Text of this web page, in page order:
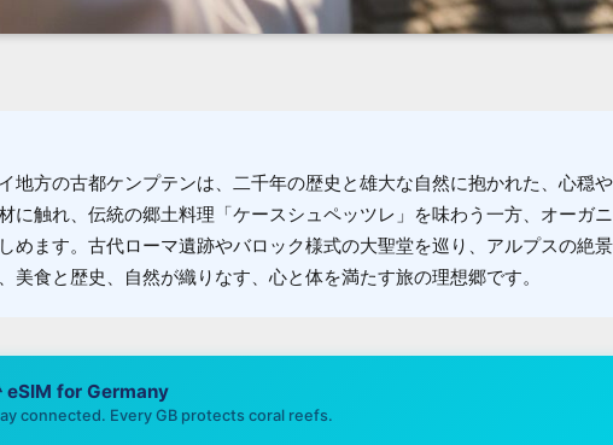
地方の古都ケンプテンは、二千年の歴史と雄大な自然に抱かれた、心穏
に触れ、伝統の郷土料理「ケースシュペッツレ」を味わう一方、オーガ
めます。古代ローマ遺跡やバロック様式の大聖堂を巡り、アルプスの絶
美食と歴史、自然が織りなす、心と体を満たす旅の理想郷です。
eSIM forGermany
connected. Every GB protects coral reefs.